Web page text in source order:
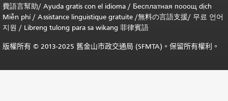
費語言幫助/ Ayuda gratis con el idioma / Бесплатная пооощ dịch
Miễn phí/ Assistance linguistique gratuite /無料の言語支援/ 무료 언어
지원 / Libreng tulong para sa wikang 菲律賓語
版權所有 © 2013-2025 舊金山市政交通局 (SFMTA)。保留所有權利。